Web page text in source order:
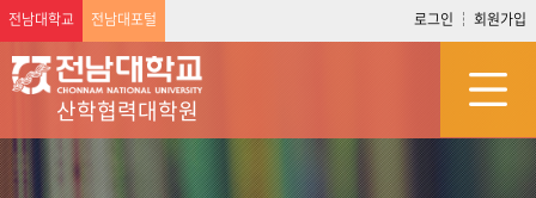
전남대학교 전남대포털 로그인 회원가입
산학협력대학원